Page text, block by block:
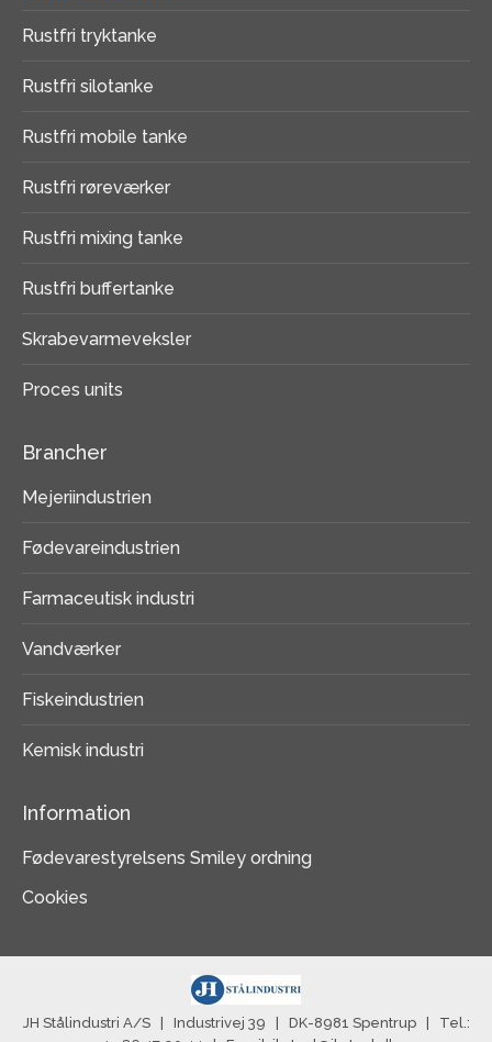
Rustfri tryktanke
Rustfri silotanke
Rustfri mobile tanke
Rustfri røreværker
Rustfri mixing tanke
Rustfri buffertanke
Skrabevarmeveksler
Proces units
Brancher
Mejeriindustrien
Fødevareindustrien
Farmaceutisk industri
Vandværker
Fiskeindustrien
Kemisk industri
Information
Fødevarestyrelsens Smiley ordning
Cookies
JH Stålindustri A/S | Industrivej 39 | DK-8981 Spentrup | Tel.: